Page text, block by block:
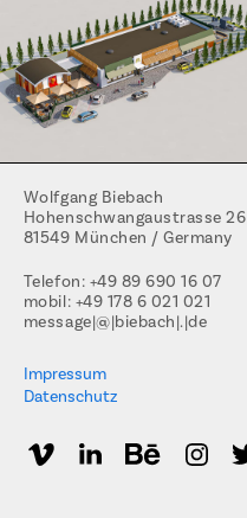
Wolfgang Biebach
Hohenschwangaustrasse 26
81549 München / Germany
Telefon: +49 89 690 16 07
mobil: +49 178 6 021 021
message|@|biebach|.|de
Impressum
Datenschutz